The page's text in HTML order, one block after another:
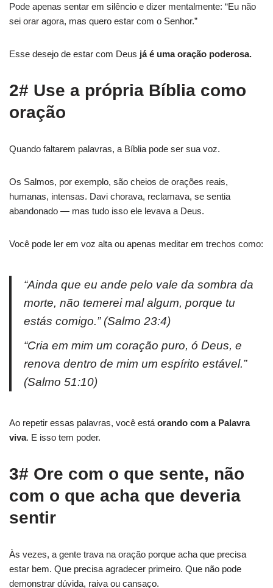
Pode apenas sentar em silêncio e dizer mentalmente: “Eu não
sei orar agora, mas quero estar com o Senhor.”
Esse desejo de estar com Deus já é uma oração poderosa.
2# Use a própria Bíblia como
oração
Quando faltarem palavras, a Bíblia pode ser sua voz.
Os Salmos, por exemplo, são cheios de orações reais,
humanas, intensas. Davi chorava, reclamava, se sentia
abandonado — mas tudo isso ele levava a Deus.
Você pode ler em voz alta ou apenas meditar em trechos como:
“Ainda que eu ande pelo vale da sombra da
morte, não temerei mal algum, porque tu
estás comigo.” (Salmo 23:4)
“Cria em mim um coração puro, ó Deus, e
renova dentro de mim um espírito estável.”
(Salmo 51:10)
Ao repetir essas palavras, você está orando com a Palavra
viva. E isso tem poder.
3# Ore com o que sente, não
com o que acha que deveria
sentir
Às vezes, a gente trava na oração porque acha que precisa
estar bem. Que precisa agradecer primeiro. Que não pode
demonstrar dúvida, raiva ou cansaço.